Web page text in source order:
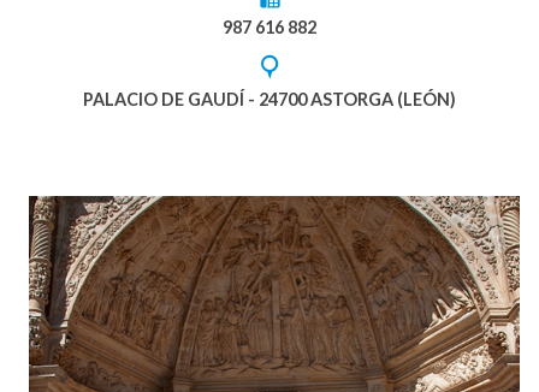
987 616 882
PALACIO DE GAUDÍ - 24700 ASTORGA (LEÓN)